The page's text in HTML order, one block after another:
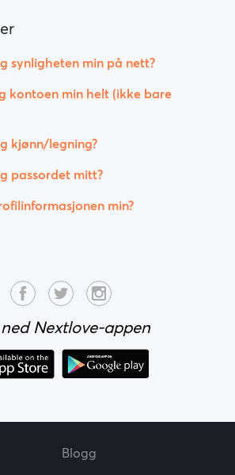
synligheten min på nett?
kontoen min helt (ikke bare
kjønn/legning?
passordet mitt?
min?
Nextlove-appen
Blogg